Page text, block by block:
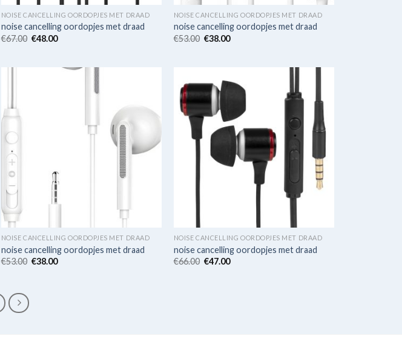
NOISE CANCELLING OORDOPJES MET DRAAD
noise cancelling oordopjes met draad
€67.00 €48.00
NOISE CANCELLING OORDOPJES MET DRAAD
noise cancelling oordopjes met draad
€53.00 €38.00
NOISE CANCELLING OORDOPJES MET DRAAD
noise cancelling oordopjes met draad
€53.00 €38.00
NOISE CANCELLING OORDOPJES MET DRAAD
noise cancelling oordopjes met draad
€66.00 €47.00